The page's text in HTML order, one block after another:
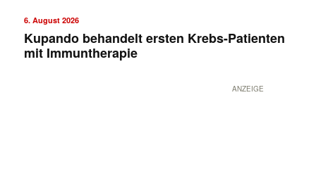
6. August 2026
Kupando behandelt ersten Krebs-Patienten
mit Immuntherapie
ANZEIGE